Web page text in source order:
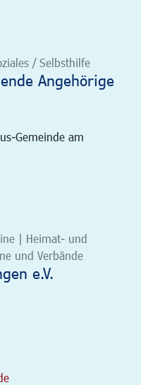
/ Selbsthilfe
Angehörige
Gemeinde am
| Heimat- und
und Verbände
e.V.